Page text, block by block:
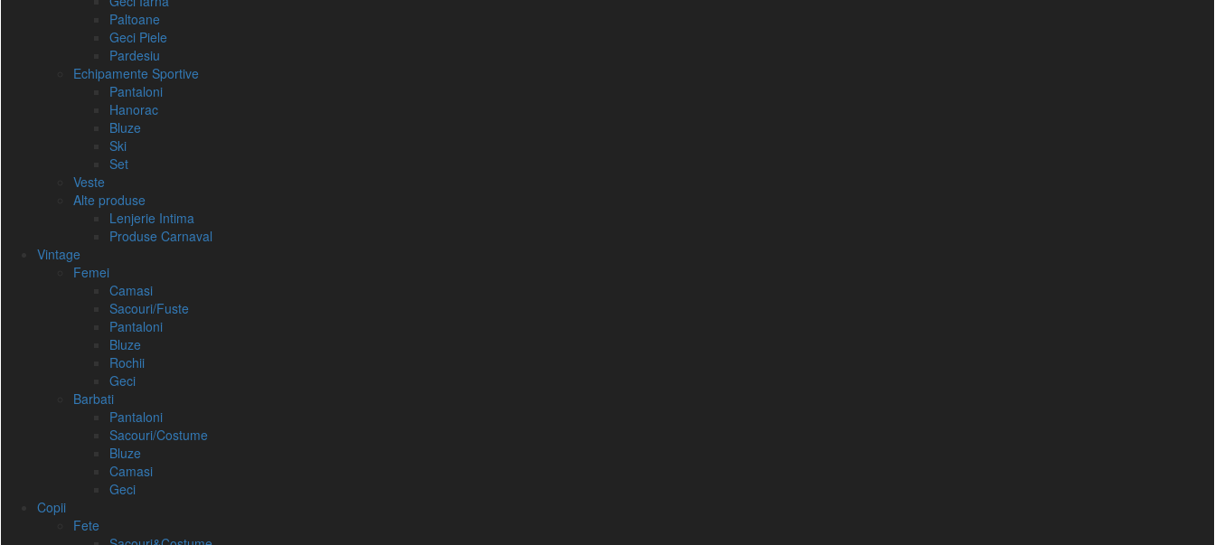
Paltoane
Geci Piele
Pardesiu
Echipamente Sportive
Pantaloni
Hanorac
Bluze
Ski
Set
Veste
Alte produse
Lenjerie Intima
Produse Carnaval
Vintage
Femei
Camasi
Sacouri/Fuste
Pantaloni
Bluze
Rochii
Geci
Barbati
Pantaloni
Sacouri/Costume
Bluze
Camasi
Geci
Copii
Fete